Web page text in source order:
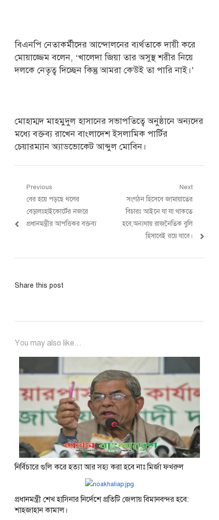
বিএনপি নেতাকর্মীদের আন্দোলনের ব্যর্থতাকে দায়ী করে
মোয়াজ্জেম বলেন, ‘খালেদা জিয়া তার অসুস্থ শরীর নিয়ে
দলকে নেতৃত্ব দিচ্ছেন কিন্তু আমরা কেউই তা পারি নাই।’
মোহাম্মদ মাহমুদুল হাসানের সভাপতিত্বে অনুষ্ঠানে অন্যদের
মধ্যে বক্তব্য রাখেন বাংলাদেশ ইসলামিক পার্টির
চেয়ারম্যান অ্যাডভোকেট আব্দুল মোবিন।
Post
navigation
Previous
Previous
post:
বের হয়ে পড়ছে থলের
বেড়ালঃহাইকোর্টের নজরে
প্রধানমন্ত্রীর আপত্তিকর বক্তব্য
Next
Next
post:
সংগঠন হিসেবে জামায়াতের
বিচারঃ আইনে যা যা থাকতে
হবে,অন্যথায় রাজনৈতিক বুলি
হিসাবেই রয়ে যাবে।
Share this post
You may also like...
নির্বিচারে গুলি করে হত্যা আর সহ্য করা হবে নাঃ মির্জা ফখরুল
প্রধানমন্ত্রী শেখ হাসিনার নির্দেশে প্রতিটি জেলায় বিমানবন্দর হবে:
শাহজাহান কামাল।